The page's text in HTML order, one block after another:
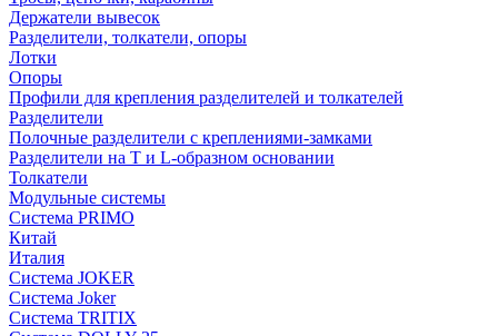
Держатели вывесок
Разделители, толкатели, опоры
Лотки
Опоры
Профили для крепления разделителей и толкателей
Разделители
Полочные разделители с креплениями-замками
Разделители на Т и L-образном основании
Толкатели
Модульные системы
Система PRIMO
Китай
Италия
Система JOKER
Система Joker
Система TRITIX